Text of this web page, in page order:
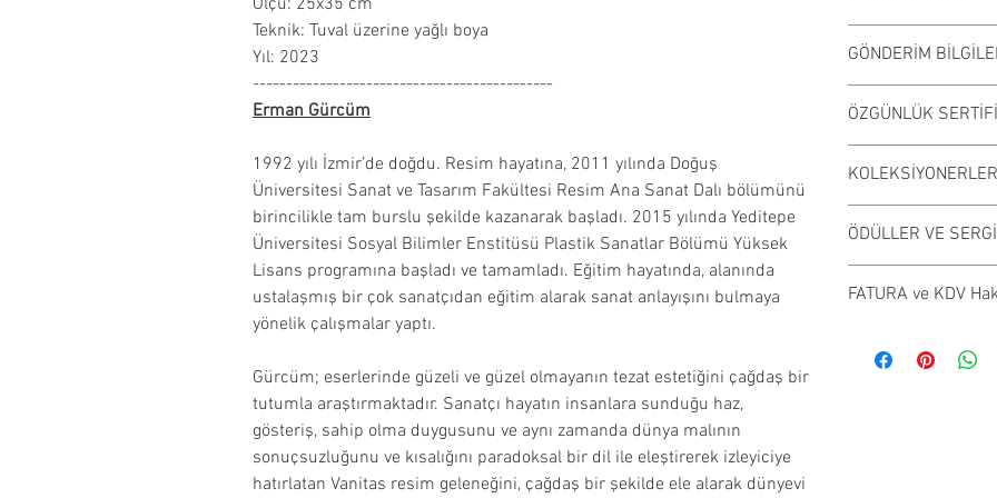
Teknik: Tuval üzerine yağlı boya
Yıl: 2023
---------------------------------------------
Erman Gürcüm
1992 yılı İzmir’de doğdu. Resim hayatına, 2011 yılında Doğuş
Üniversitesi Sanat ve Tasarım Fakültesi Resim Ana Sanat Dalı bölümünü
birincilikle tam burslu şekilde kazanarak başladı. 2015 yılında Yeditepe
Üniversitesi Sosyal Bilimler Enstitüsü Plastik Sanatlar Bölümü Yüksek
Lisans programına başladı ve tamamladı. Eğitim hayatında, alanında
ustalaşmış bir çok sanatçıdan eğitim alarak sanat anlayışını bulmaya
yönelik çalışmalar yaptı.
Gürcüm; eserlerinde güzeli ve güzel olmayanın tezat estetiğini çağdaş bir
tutumla araştırmaktadır. Sanatçı hayatın insanlara sunduğu haz,
gösteriş, sahip olma duygusunu ve aynı zamanda dünya malının
sonuçsuzluğunu ve kısalığını paradoksal bir dil ile eleştirerek izleyiciye
hatırlatan Vanitas resim geleneğini, çağdaş bir şekilde ele alarak dünyevi
Tuval üzerine
satılmaktadır.
değişiklik
GÖNDERİM
Çalışmalar
elden teslim edilir.
randevu alarak
inceleyebilirsiniz.
Kargo ile
ÖZGÜNLÜK
Ressamın
gönderilmektedir.
​Sanatçılarımız
severlerin
belgesi
​Satın alınan,
teslim alındıktan
ÖDÜLLER VE
2024 - Türkiye
2024 - Arkas
FATURA ve KDV
KDV uygulaması,